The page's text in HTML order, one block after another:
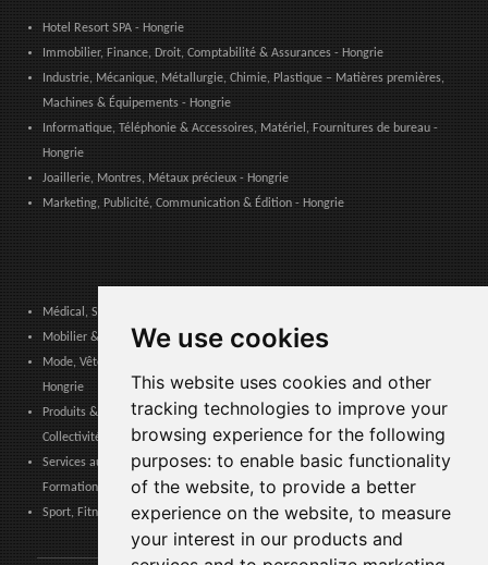
We use cookies
This website uses cookies and other
tracking technologies to improve your
browsing experience for the following
purposes: to enable basic functionality
of the website, to provide a better
experience on the website, to measure
your interest in our products and
Hotel Resort SPA - Hongrie
Immobilier, Finance, Droit, Comptabilité & Assurances - Hongrie
Industrie, Mécanique, Métallurgie, Chimie, Plastique – Matières premières,
Machines & Équipements - Hongrie
Informatique, Téléphonie & Accessoires, Matériel, Fournitures de bureau -
Hongrie
Joaillerie, Montres, Métaux précieux - Hongrie
Marketing, Publicité, Communication & Édition - Hongrie
Médical, Sanitaire, Dentaire & Pharmaceutique - Hongrie
Mobilier & Décoration, Art & Artisanat, Textile, Éclairage - Hongrie
Mode, Vêtements, Accessoires de Mode, Chaussures & Maroquinerie -
Hongrie
Produits & Services pour les Communautés, Administrations Publiques &
Collectivités Locales - Hongrie
Services aux entreprises, Logistique, Sécurité au travail, Certifications,
Formation - Hongrie
Sport, Fitness, Loisir – Produits, Matériaux & Équipements - Hongrie